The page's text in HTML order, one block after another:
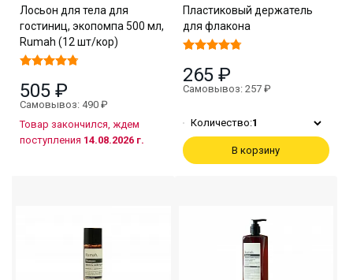
Лосьон для тела для
гостиниц, экопомпа 500 мл,
Rumah (12 шт/кор)
505 ₽
Самовывоз: 490 ₽
Товар закончился, ждем
поступления 14.08.2026 г.
Пластиковый держатель
для флакона
265 ₽
Самовывоз: 257 ₽
Количество:1
В корзину